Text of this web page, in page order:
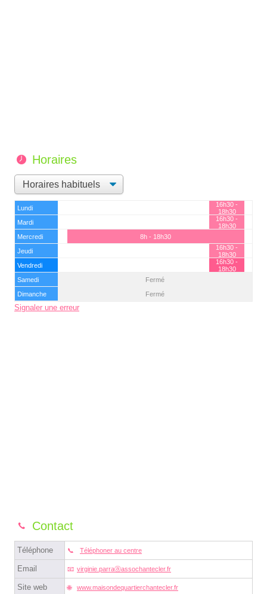
Horaires
Lundi
16h30 -
18h30
Mardi
16h30 -
18h30
Mercredi
8h - 18h30
Jeudi
16h30 -
18h30
Vendredi
16h30 -
18h30
Samedi
Fermé
Dimanche
Fermé
Signaler une erreur
Contact
Téléphone Téléphoner au centre
Email virginie.parraⓐassochantecler.fr
Site web www.maisondequartierchantecler.fr